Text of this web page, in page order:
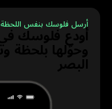
أرسل فلوسك بنفس اللحظة
أودع فلوسك
وحوّلها بلحظة
البصر